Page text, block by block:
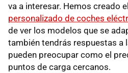
va a interesar. Hemos creado el
personalizado de coches
de ver los modelos que se
también tendrás respuestas a
pueden preocupar como el
puntos de carga cercanos.